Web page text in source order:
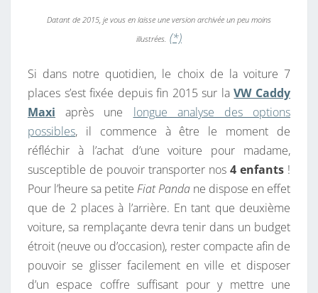
S
U
N
E
O
I
T
U
R
E
C
A
Datant de 2015, je vous en laisse une version archivée un peu moins
illustrées. (*)
Si dans notre quotidien, le choix de la voiture 7
places s’est fixée depuis fin 2015 sur laVW Caddy
Maxi après une longue analyse des options
possibles, il commence à être le moment de
réfléchir à l’achat d’une voiture pour madame,
susceptible de pouvoir transporter nos 4 enfants !
Pour l’heure sa petite Fiat Panda ne dispose en effet
que de 2 places à l’arrière. En tant que deuxième
voiture, sa remplaçante devra tenir dans un budget
étroit (neuve ou d’occasion), rester compacte afin de
pouvoir se glisser facilement en ville et disposer
d’un espace coffre suffisant pour y mettre une